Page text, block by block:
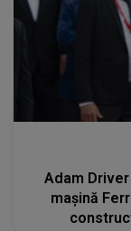
Adam
maşină